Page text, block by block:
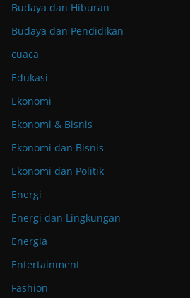
Budaya dan Hiburan
Budaya dan Pendidikan
cuaca
Edukasi
Ekonomi
Ekonomi & Bisnis
Ekonomi dan Bisnis
Ekonomi dan Politik
Energi
Energi dan Lingkungan
Energia
Entertainment
Fashion